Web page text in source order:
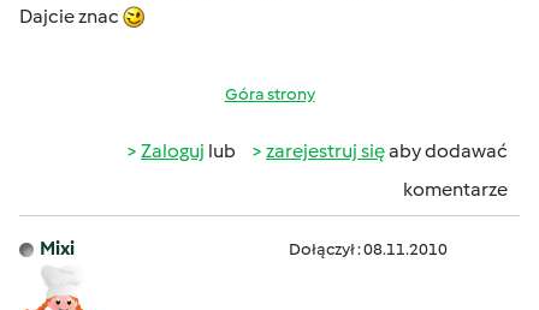
Dajcie znac
Góra strony
Zaloguj lub zarejestruj sięaby dodawać
komentarze
Mixi Dołączył : 08.11.2010